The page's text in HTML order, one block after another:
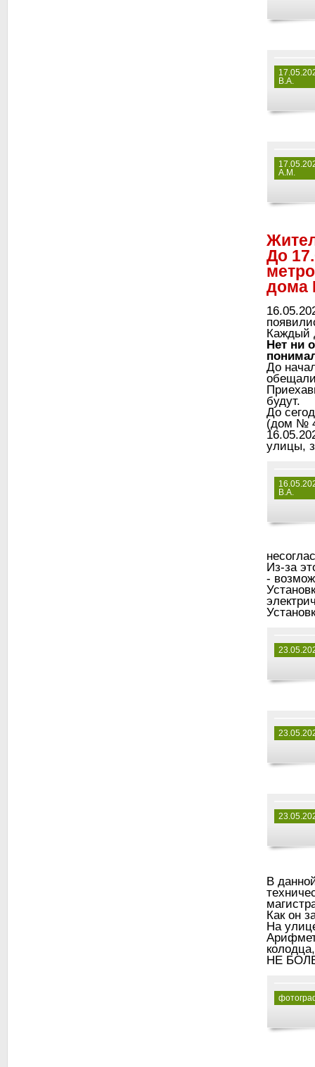
В.А.
А.М.
До
дома
Каждый
Нет ни
До
будут.
До
(дом №
улицы,
В.А.
Из-за
-
В
Как он
На
НЕ